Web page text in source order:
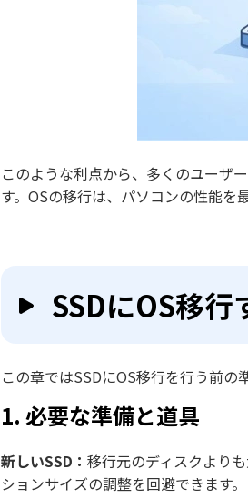
このような利点から、多くのユーザ
す。OSの移行は、パソコンの性能を
SSDにOS移
この章ではSSDにOS移行を行う前の
1. 必要な準備と道具
新しいSSD： 移行元のディスクより
ションサイズの調整を回避できます。